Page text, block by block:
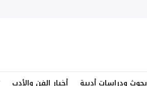
بحوث ودراسات أدبية أخبار الفن والأدب